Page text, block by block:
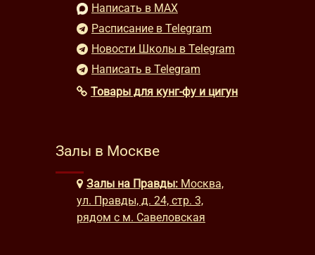
Написать в MAX
Расписание в Telegram
Новости Школы в Telegram
Написать в Telegram
Товары для кунг-фу и цигун
Залы в Москве
Залы на Правды: Москва,
ул. Правды, д. 24, стр. 3,
рядом с м. Савеловская